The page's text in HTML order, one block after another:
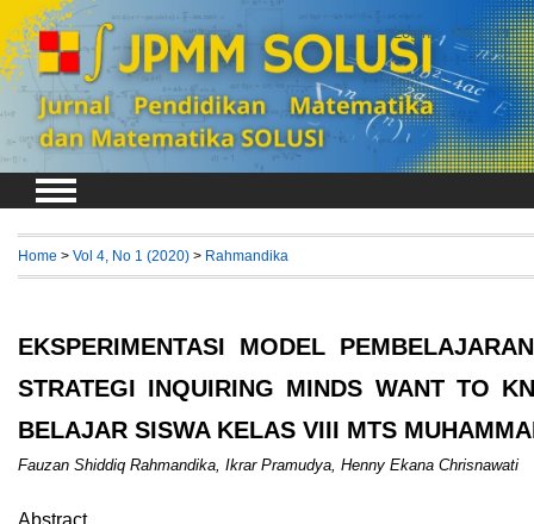
Login Register
Home > Vol 4, No 1 (2020) > Rahmandika
EKSPERIMENTASI MODEL
STRATEGI INQUIRING MINDS WANT TO
BELAJAR SISWA KELAS VIII MTS
Fauzan Shiddiq Rahmandika, Ikrar Pramudya, Henny Ekana Chrisnawati
Abstract